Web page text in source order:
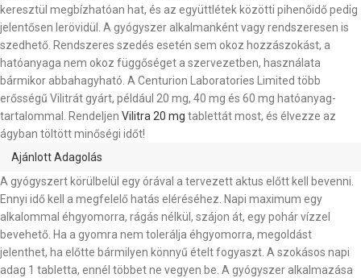
keresztül megbízhatóan hat, és az együttlétek közötti pihenőidő pedig
jelentősen lerövidül. A gyógyszer alkalmanként vagy rendszeresen is
szedhető. Rendszeres szedés esetén sem okoz hozzászokást, a
hatóanyaga nem okoz függőséget a szervezetben, használata
bármikor abbahagyható. A Centurion Laboratories Limited több
erősségű Vilitrát gyárt, például 20 mg, 40 mg és 60 mg hatóanyag-
tartalommal. Rendeljen Vilitra 20 mg tablettát most, és élvezze az
ágyban töltött minőségi időt!
Ajánlott Adagolás
A gyógyszert körülbelül egy órával a tervezett aktus előtt kell bevenni.
Ennyi idő kell a megfelelő hatás eléréséhez. Napi maximum egy
alkalommal éhgyomorra, rágás nélkül, szájon át, egy pohár vízzel
bevehető. Ha a gyomra nem tolerálja éhgyomorra, megoldást
jelenthet, ha előtte bármilyen könnyű ételt fogyaszt. A szokásos napi
adag 1 tabletta, ennél többet ne vegyen be. A gyógyszer alkalmazása